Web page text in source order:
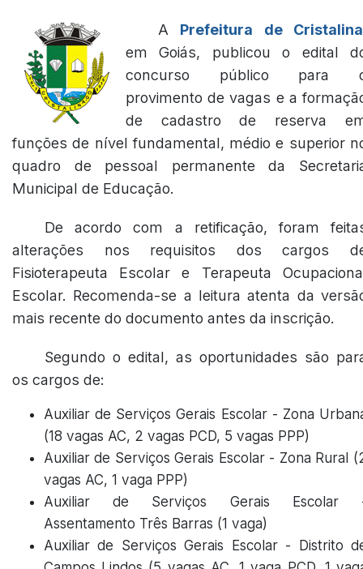
A Prefeitura de Cristalina
em Goiás, publicou o edital
concurso público para
provimento de vagas e a
de cadastro de reserva
funções de nível fundamental, médio e superior
quadro de pessoal permanente da
Municipal de Educação.
De acordo com a retificação, foram
alterações nos requisitos dos cargos
Fisioterapeuta Escolar e Terapeuta
Escolar. Recomenda-se a leitura atenta da
mais recente do documento antes da inscrição.
Segundo o edital, as oportunidades são
os cargos de:
Auxiliar de Serviços Gerais Escolar - Zona
(18 vagas AC, 2 vagas PCD, 5 vagas PPP)
Auxiliar de Serviços Gerais Escolar - Zona Rural
vagas AC, 1 vaga PPP)
Auxiliar de Serviços Gerais Escolar
Assentamento Três Barras (1 vaga)
Auxiliar de Serviços Gerais Escolar - Distrito